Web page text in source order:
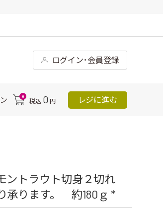
ログイン･会員登録
0
税込 0 円 レジに進む
ントラウト切身２切れ
承ります。 約180ｇ *